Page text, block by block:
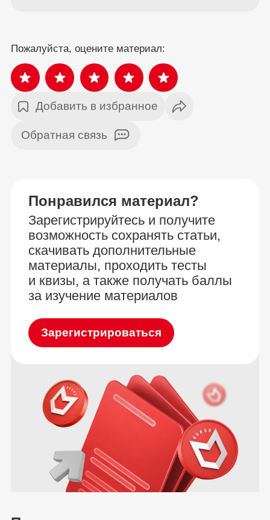
Пожалуйста, оцените материал:
Добавить в избранное
Обратная связь
Понравился материал?
Зарегистрируйтесь и получите
возможность сохранять статьи,
скачивать дополнительные
материалы, проходить тесты
и квизы, а также получать баллы
за изучение материалов
Зарегистрироваться